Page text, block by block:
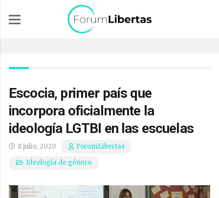
Escocia, primer país que
incorpora oficialmente la
ideología LGTBI en las escuelas
8 julio, 2020
ForumLibertas
Ideología de género